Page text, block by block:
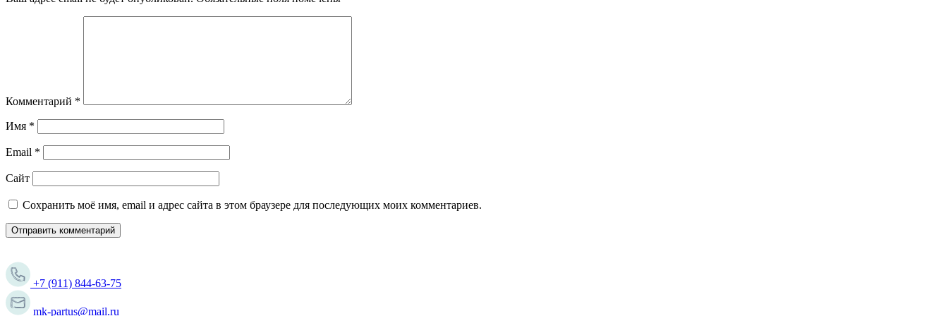
Комментарий *
Имя *
Email *
Сайт
Сохранить моё имя, email и адрес сайта в этом браузере для последующих моих комментариев.
+7 (911) 844-63-75
mk-partus@mail.ru